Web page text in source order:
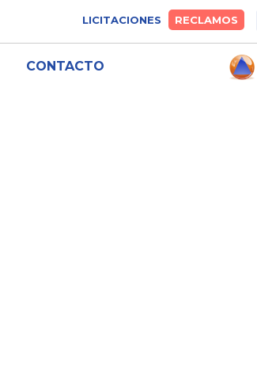
LICITACIONES RECLAMOS
CONTACTO